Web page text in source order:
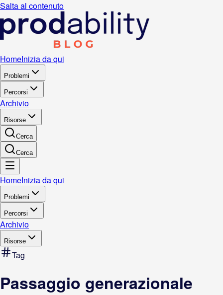
Salta al contenuto
HomeInizia da qui
Problemi
Percorsi
Archivio
Risorse
Cerca
Cerca
HomeInizia da qui
Problemi
Percorsi
Archivio
Risorse
Tag
Passaggio generazionale